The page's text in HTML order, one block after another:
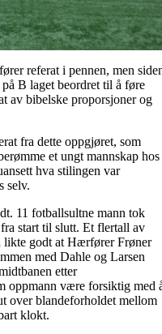
referat i pennen, men
B laget beordret til å føre
av bibelske proporsjoner og
fra dette oppgjøret, som
et ungt mannskap hos
hva stilingen var
selv.
11 fotballsultne mann tok
start til slutt. Et flertall av
likte godt at Hærfører Frøner
med Dahle og Larsen
etter
oppmann være forsiktig med
over blandeforholdet mellom
klokt.